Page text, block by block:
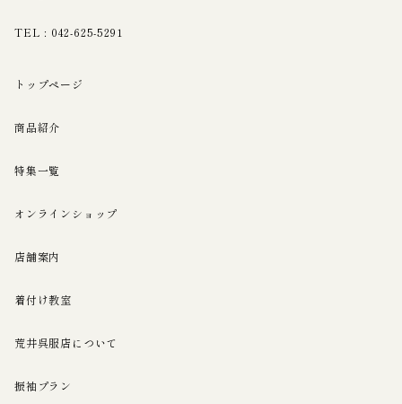
TEL : 042-625-5291
トップページ
商品紹介
特集一覧
オンラインショップ
店舗案内
着付け教室
荒井呉服店について
振袖プラン